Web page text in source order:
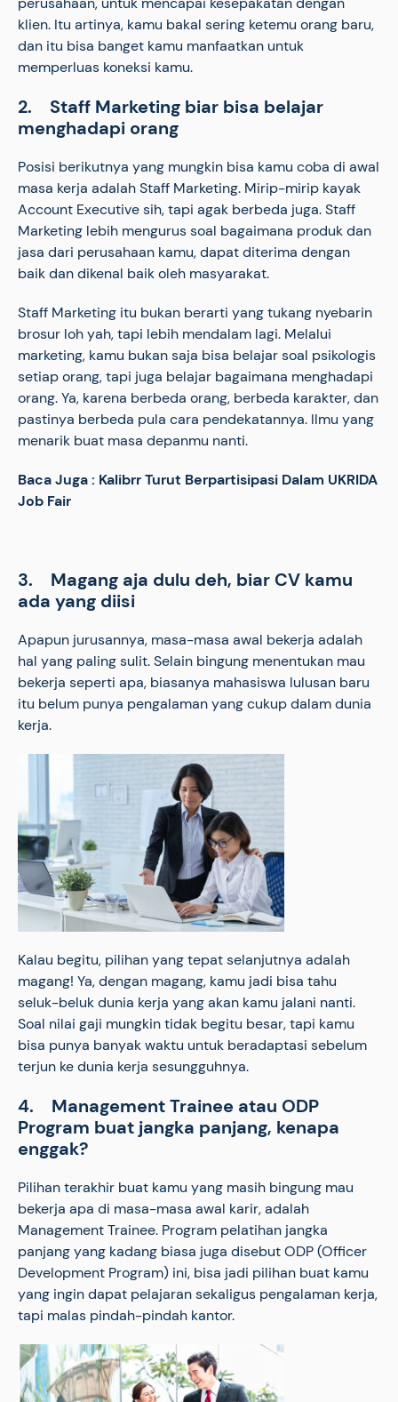
klien. Itu artinya, kamu bakal sering ketemu orang baru,
dan itu bisa banget kamu manfaatkan untuk
memperluas koneksi kamu.
2. Staff Marketing biar bisa belajar
menghadapi orang
Posisi berikutnya yang mungkin bisa kamu coba di awal
masa kerja adalah Staff Marketing. Mirip-mirip kayak
Account Executive sih, tapi agak berbeda juga. Staff
Marketing lebih mengurus soal bagaimana produk dan
jasa dari perusahaan kamu, dapat diterima dengan
baik dan dikenal baik oleh masyarakat.
Staff Marketing itu bukan berarti yang tukang nyebarin
brosur loh yah, tapi lebih mendalam lagi. Melalui
marketing, kamu bukan saja bisa belajar soal psikologis
setiap orang, tapi juga belajar bagaimana menghadapi
orang. Ya, karena berbeda orang, berbeda karakter, dan
pastinya berbeda pula cara pendekatannya. Ilmu yang
menarik buat masa depanmu nanti.
Baca Juga : Kalibrr Turut Berpartisipasi Dalam UKRIDA
Job Fair
3. Magang aja dulu deh, biar CV kamu
ada yang diisi
Apapun jurusannya, masa-masa awal bekerja adalah
hal yang paling sulit. Selain bingung menentukan mau
bekerja seperti apa, biasanya mahasiswa lulusan baru
itu belum punya pengalaman yang cukup dalam dunia
kerja.
Kalau begitu, pilihan yang tepat selanjutnya adalah
magang! Ya, dengan magang, kamu jadi bisa tahu
seluk-beluk dunia kerja yang akan kamu jalani nanti.
Soal nilai gaji mungkin tidak begitu besar, tapi kamu
bisa punya banyak waktu untuk beradaptasi sebelum
terjun ke dunia kerja sesungguhnya.
4. Management Trainee atau ODP
Program buat jangka panjang, kenapa
enggak?
Pilihan terakhir buat kamu yang masih bingung mau
bekerja apa di masa-masa awal karir, adalah
Management Trainee. Program pelatihan jangka
panjang yang kadang biasa juga disebut ODP (Officer
Development Program) ini, bisa jadi pilihan buat kamu
yang ingin dapat pelajaran sekaligus pengalaman kerja,
tapi malas pindah-pindah kantor.